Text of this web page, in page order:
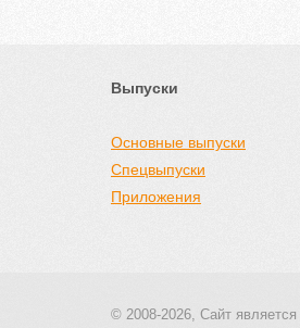
Выпуски
Основные выпуски
Спецвыпуски
Приложения
© 2008-2026, Сайт является